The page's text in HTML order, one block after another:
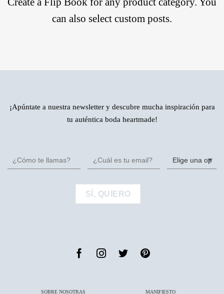
can also select custom posts.
¡Apúntate a nuestra newsletter y descubre mucha inspiración para
tu auténtica boda heartmade!
SOBRE NOSOTRAS MANIFIESTO